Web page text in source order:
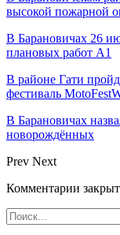
высокой пожарной
В Барановичах 26
плановых работ A1
В районе Гати
фестиваль
В Барановичах
новорождённых
Prev Next
Комментарии